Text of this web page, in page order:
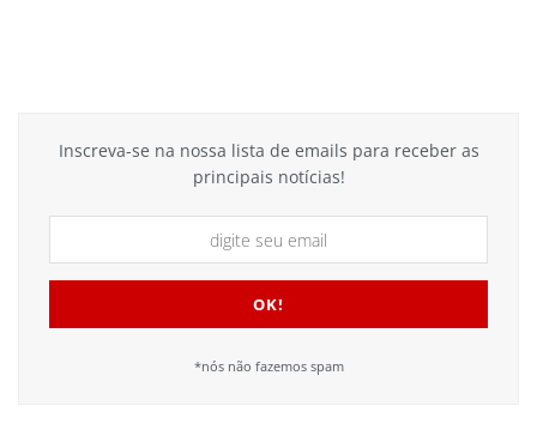
Inscreva-se na nossa lista de emails para receber as
principais notícias!
*nós não fazemos spam